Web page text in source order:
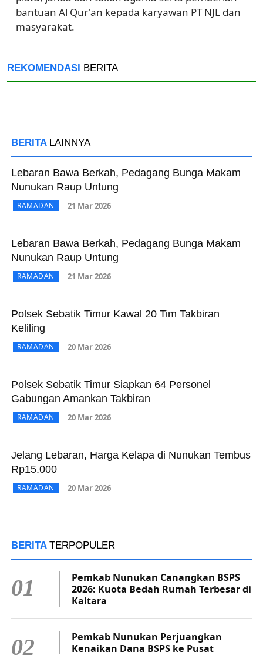
bantuan Al Qur'an kepada karyawan PT NJL dan
masyarakat.
REKOMENDASI BERITA
BERITA LAINNYA
Lebaran Bawa Berkah, Pedagang Bunga Makam
Nunukan Raup Untung
RAMADAN 21 Mar 2026
Lebaran Bawa Berkah, Pedagang Bunga Makam
Nunukan Raup Untung
RAMADAN 21 Mar 2026
Polsek Sebatik Timur Kawal 20 Tim Takbiran
Keliling
RAMADAN 20 Mar 2026
Polsek Sebatik Timur Siapkan 64 Personel
Gabungan Amankan Takbiran
RAMADAN 20 Mar 2026
Jelang Lebaran, Harga Kelapa di Nunukan Tembus
Rp15.000
RAMADAN 20 Mar 2026
BERITA TERPOPULER
01
Pemkab Nunukan Canangkan BSPS
2026: Kuota Bedah Rumah Terbesar di
Kaltara
02
Pemkab Nunukan Perjuangkan
Kenaikan Dana BSPS ke Pusat